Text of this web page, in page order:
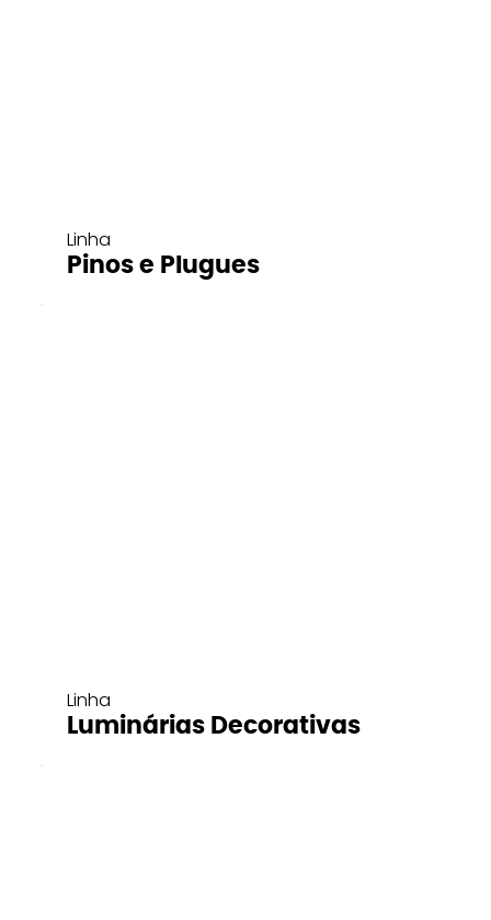
Linha
Pinos e Plugues
Linha
Luminárias Decorativas